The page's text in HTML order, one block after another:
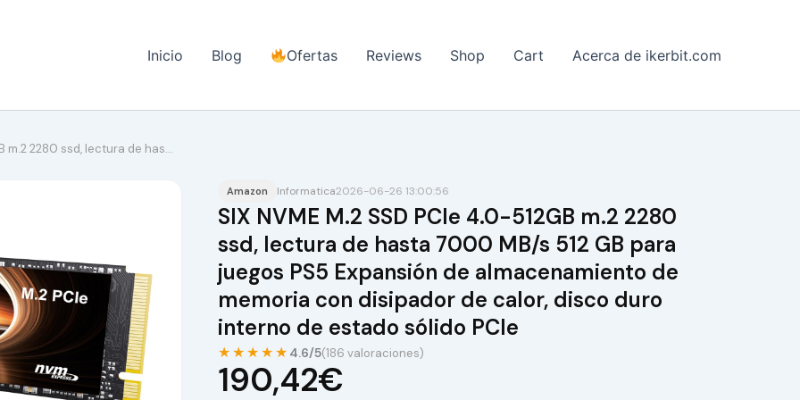
Inicio Blog Ofertas Reviews Shop Cart Acerca de ikerbit.com
m.2 2280 ssd, lectura de has…
Amazon Informatica2026-06-26 13:00:56
SIX NVME M.2 SSD PCIe 4.0-512GB m.2 2280
ssd, lectura de hasta 7000 MB/s 512 GB para
juegos PS5 Expansión de almacenamiento de
memoria con disipador de calor, disco duro
interno de estado sólido PCIe
★★★★★ 4.6/5(186 valoraciones)
190,42€